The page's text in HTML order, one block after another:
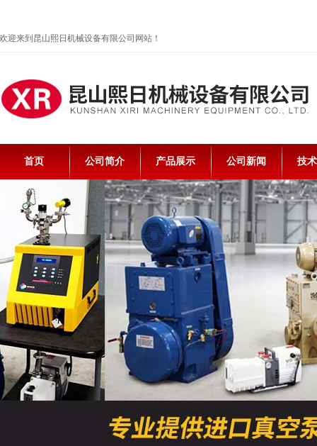
欢迎来到昆山熙日机械设备有限公司网站！
首页 公司简介 产品展示 公司新闻 技